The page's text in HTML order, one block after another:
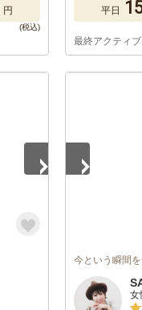
円 平日
最終アクティ
今という瞬間
女